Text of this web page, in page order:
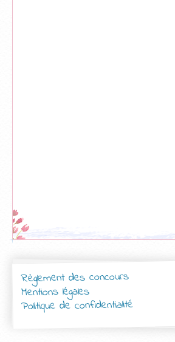
Règlement des concours
Mentions légales
Politique de confidentialité